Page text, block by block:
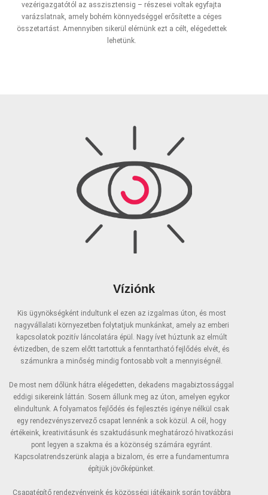
vezérigazgatótól az asszisztensig – részesei voltak egyfajta
varázslatnak, amely bohém könnyedséggel erősítette a céges
összetartást. Amennyiben sikerül elérnünk ezt a célt, elégedettek
lehetünk.
Víziónk
Kis ügynökségként indultunk el ezen az izgalmas úton, és most
nagyvállalati környezetben folytatjuk munkánkat, amely az emberi
kapcsolatok pozitív láncolatára épül. Nagy ívet húztunk az elmúlt
évtizedben, de szem előtt tartottuk a fenntartható fejlődés elvét, és
számunkra a minőség mindig fontosabb volt a mennyiségnél.
De most nem dőlünk hátra elégedetten, dekadens magabiztossággal
eddigi sikereink láttán. Sosem állunk meg az úton, amelyen egykor
elindultunk. A folyamatos fejlődés és fejlesztés igénye nélkül csak
egy rendezvényszervező csapat lennénk a sok közül. A cél, hogy
értékeink, kreativitásunk és szaktudásunk meghatározó hivatkozási
pont legyen a szakma és a közönség számára egyránt.
Kapcsolatrendszerünk alapja a bizalom, és erre a fundamentumra
építjük jövőképünket.
Csapatépítő rendezvényeink és közösségi játékaink során továbbra